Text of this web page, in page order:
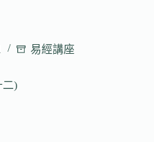
易經講座
二)